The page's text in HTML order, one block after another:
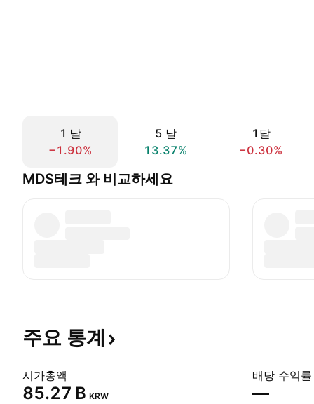
1 날
−1.90%
5 날
13.37%
1달
−0.30%
MDS테크 와 비교하세요
주요 통계
시가총액
‪85.27 B‬ KRW
배당 수익
—